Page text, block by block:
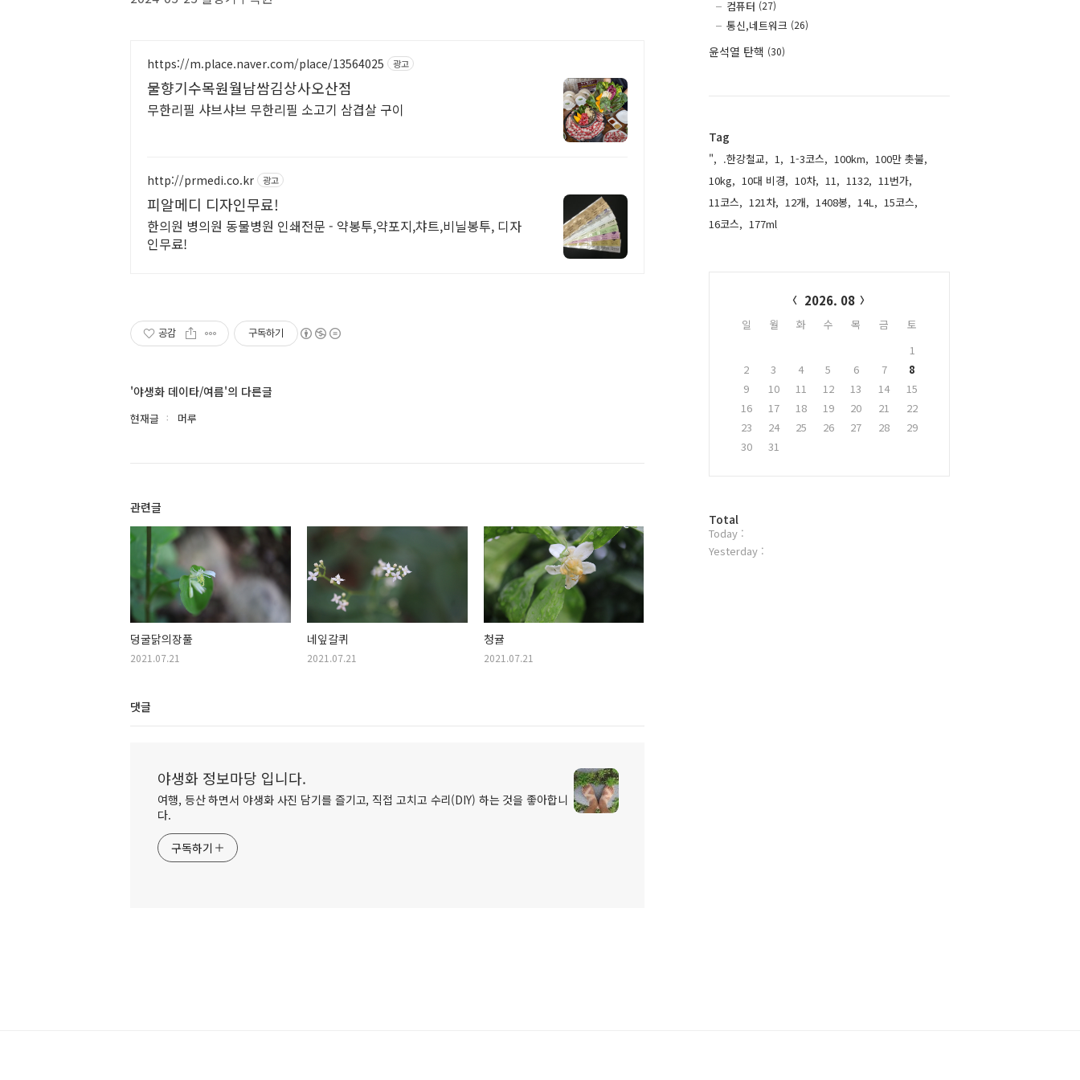
https://m.place.naver.com/place/13564025 광고
물향기수목원월남쌈김상사오산점
무한리필 샤브샤브 무한리필 소고기 삼겹살 구이
http://prmedi.co.kr 광고
피알메디 디자인무료!
한의원 병의원 동물병원 인쇄전문 - 약봉투,약포지,챠트,비닐봉투, 디자
인무료!
공감 구독하기
'야생화 데이타/여름'의 다른글
현재글 머루
관련글
덩굴닭의장풀
2021.07.21
네잎갈퀴
2021.07.21
청귤
2021.07.21
댓글
야생화 정보마당 입니다.
여행, 등산 하면서 야생화 사진 담기를 즐기고, 직접 고치고 수리(DIY) 하는 것을 좋아합니
다.
구독하기
컴퓨터 (27)
통신,네트워크 (26)
윤석열 탄핵 (30)
Tag
", .한강철교, 1, 1-3코스, 100km, 100만 촛불,
10kg, 10대 비경, 10차, 11, 1132, 11번가,
11코스, 121차, 12개, 1408봉, 14L, 15코스,
16코스, 177ml,
2026. 08
일 월 화 수 목 금
토
1
2
3 4 5 6 7
8
9
10 11 12 13 14
15
16
17 18 19 20 21
22
23
24 25 26 27 28
29
30
31
방
문
자
Total
Today :
Yesterday :